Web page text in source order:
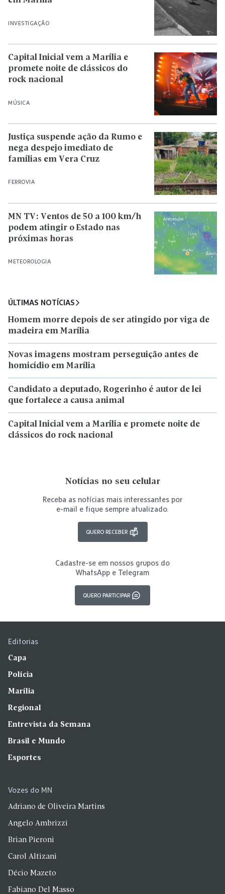
INVESTIGAÇÃO
MÚSICA
Capital Inicial vem a Marília e
promete noite de clássicos do
rock nacional
FERROVIA
Justiça suspende ação da Rumo e
nega despejo imediato de
famílias em Vera Cruz
METEOROLOGIA
MN TV: Ventos de 50 a 100 km/h
podem atingir o Estado nas
próximas horas
ÚLTIMAS NOTÍCIAS
Homem morre depois de ser atingido por viga de
madeira em Marília
Novas imagens mostram perseguição antes de
homicídio em Marília
Candidato a deputado, Rogerinho é autor de lei
que fortalece a causa animal
Capital Inicial vem a Marília e promete noite de
clássicos do rock nacional
Notícias no seu celular
Receba as notícias mais interessantes por
e-mail e fique sempre atualizado.
QUERO RECEBER
Cadastre-se em nossos grupos do
WhatsApp e Telegram
QUERO PARTICIPAR
Editorias
Capa
Polícia
Marília
Regional
Entrevista da Semana
Brasil e Mundo
Esportes
Vozes do MN
Adriano de Oliveira Martins
Angelo Ambrizzi
Brian Pieroni
Carol Altizani
Décio Mazeto
Fabiano Del Masso